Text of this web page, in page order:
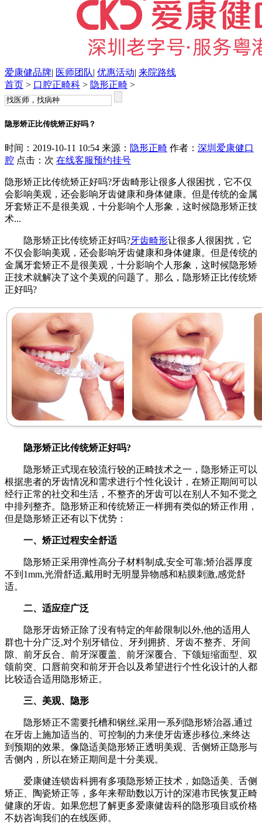
爱康健品牌| 医师团队| 优惠活动| 来院路线
首页 > 口腔正畸科 > 隐形正畸 >
隐形矫正比传统矫正好吗？
时间：2019-10-11 10:54 来源： 隐形正畸 作者： 深圳爱康健口
腔 点击： 次 在线客服预约挂号
隐形矫正比传统矫正好吗?牙齿畸形让很多人很困扰，它不仅
会影响美观，还会影响牙齿健康和身体健康。但是传统的金属
牙套矫正不是很美观，十分影响个人形象，这时候隐形矫正技
术...
隐形矫正比传统矫正好吗?牙齿畸形让很多人很困扰，它
不仅会影响美观，还会影响牙齿健康和身体健康。但是传统的
金属牙套矫正不是很美观，十分影响个人形象，这时候隐形矫
正技术就解决了这个美观的问题了。那么，隐形矫正比传统矫
正好吗?
隐形矫正比传统矫正好吗?
隐形矫正式现在较流行较的正畸技术之一，隐形矫正可以
根据患者的牙齿情况和需求进行个性化设计，在矫正期间可以
经行正常的社交和生活，不整齐的牙齿可以在别人不知不觉之
中排列整齐。隐形矫正和传统矫正一样拥有类似的矫正作用，
但是隐形矫正还有以下优势：
一、矫正过程安全舒适
隐形矫正采用弹性高分子材料制成,安全可靠;矫治器厚度
不到1mm,光滑舒适,戴用时无明显异物感和粘膜刺激,感觉舒
适。
二、适应症广泛
隐形牙齿矫正除了没有特定的年龄限制以外,他的适用人
群也十分广泛,对个别牙错位、牙列拥挤、牙齿不整齐、牙间
隙、前牙反合、前牙深覆盖、前牙深覆合、下颌短缩面型、双
颌前突、口唇前突和前牙开合以及希望进行个性化设计的人都
比较适合适用隐形矫正。
三、美观、隐形
隐形矫正不需要托槽和钢丝,采用一系列隐形矫治器,通过
在牙齿上施加适当的、可控制的力来使牙齿逐步移位,来终达
到预期的效果。像隐适美隐形矫正透明美观、舌侧矫正隐形与
舌侧内，所以在矫正期间是十分美观。
爱康健连锁齿科拥有多项隐形矫正技术，如隐适美、舌侧
矫正、陶瓷矫正等，多年来帮助数以万计的深港市民恢复正畸
健康的牙齿。如果您想了解更多爱康健齿科的隐形项目或价格
不妨咨询我们的在线医师。